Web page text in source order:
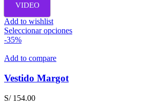
VIDEO
Add to wishlist
Seleccionar opcionesEste
-35%
Add to compare
Vestido Margot
S/154.00